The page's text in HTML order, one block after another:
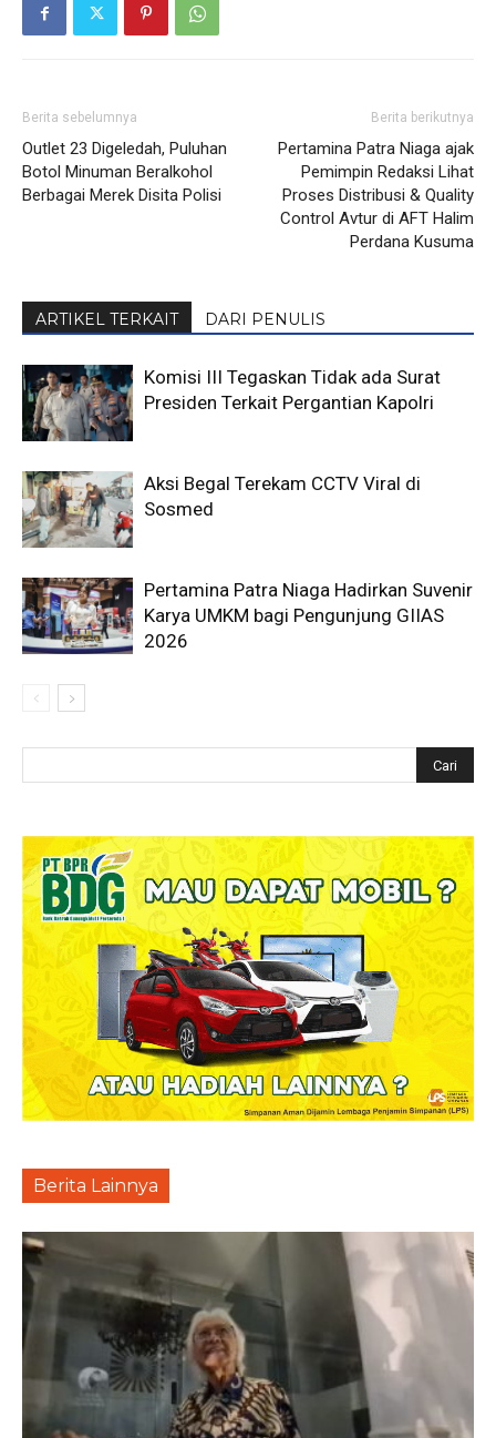
Berita sebelumnya
Outlet 23 Digeledah, Puluhan
Botol Minuman Beralkohol
Berbagai Merek Disita Polisi
Berita berikutnya
Pertamina Patra Niaga ajak
Pemimpin Redaksi Lihat
Proses Distribusi & Quality
Control Avtur di AFT Halim
Perdana Kusuma
ARTIKEL TERKAIT DARI PENULIS
Komisi III Tegaskan Tidak ada Surat
Presiden Terkait Pergantian Kapolri
Aksi Begal Terekam CCTV Viral di
Sosmed
Pertamina Patra Niaga Hadirkan Suvenir
Karya UMKM bagi Pengunjung GIIAS
2026
Berita Lainnya